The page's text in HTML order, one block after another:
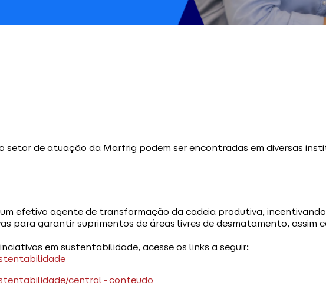
de atuação da Marfrig podem ser encontradas em diversas
efetivo agente de transformação da cadeia produtiva,
para garantir suprimentos de áreas livres de desmatamento, assim
em sustentabilidade, acesse os links a seguir:
central-conteudo